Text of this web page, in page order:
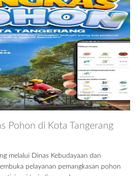
Pohon di Kota Tangerang
melalui Dinas Kebudayaan dan
pelayanan pemangkasan pohon